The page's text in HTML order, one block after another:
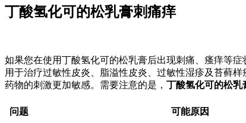
丁酸氢化可的松乳膏刺痛痒
如果您在使用丁酸氢化可的松乳膏后出现刺痛、瘙痒等
用于治疗过敏性皮炎、脂溢性皮炎、过敏性湿疹及苔藓
药物的刺激更加敏感。需要注意的是， 丁酸氢化可的松乳
问题 可能原因